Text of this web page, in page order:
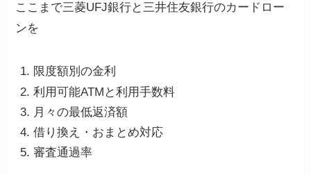
ここまで三菱UFJ銀行と三井住友銀行のカードロー
ンを
限度額別の金利
利用可能ATMと利用手数料
月々の最低返済額
借り換え・おまとめ対応
審査通過率